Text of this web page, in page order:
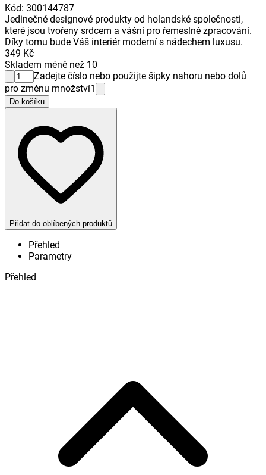
Kód: 300144787
Jedinečné designové produkty od holandské společnosti,
které jsou tvořeny srdcem a vášní pro řemeslné zpracování.
Díky tomu bude Váš interiér moderní s nádechem luxusu.
349 Kč
Skladem méně než 10
Zadejte číslo nebo použijte šipky nahoru nebo dolů
pro změnu množství1
Do košíku
Přidat do oblíbených produktů
Přehled
Parametry
Přehled